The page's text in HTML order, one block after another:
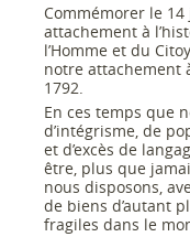
Commémorer le
attachement à
l’Homme et du
notre attachement
1792.
En ces temps que
d’intégrisme, de
et d’excès de
être, plus que
nous disposons,
de biens d’autant
fragiles dans le